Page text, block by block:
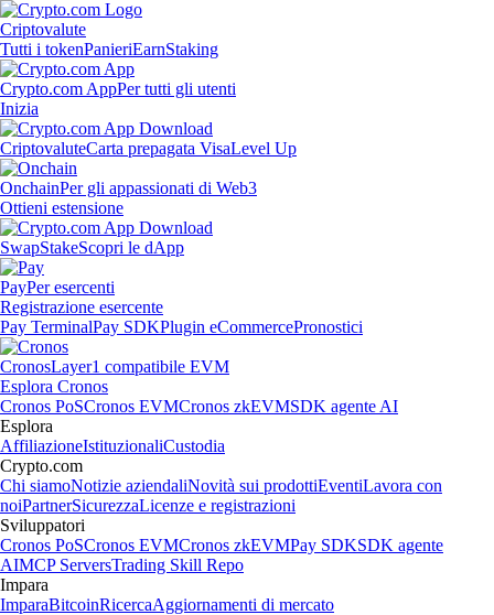
Criptovalute
Tutti i tokenPanieriEarnStaking
Crypto.com AppPer tutti gli utenti
Inizia
CriptovaluteCarta prepagata VisaLevel Up
OnchainPer gli appassionati di Web3
Ottieni estensione
SwapStakeScopri le dApp
PayPer esercenti
Registrazione esercente
Pay TerminalPay SDKPlugin eCommercePronostici
CronosLayer1 compatibile EVM
Esplora Cronos
Cronos PoSCronos EVMCronos zkEVMSDK agente AI
Esplora
AffiliazioneIstituzionaliCustodia
Crypto.com
Chi siamoNotizie aziendaliNovità sui prodottiEventiLavora con
noiPartnerSicurezzaLicenze e registrazioni
Sviluppatori
Cronos PoSCronos EVMCronos zkEVMPay SDKSDK agente
AIMCP ServersTrading Skill Repo
Impara
ImparaBitcoinRicercaAggiornamenti di mercato